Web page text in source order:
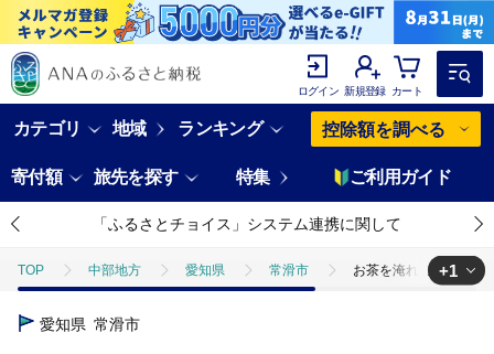
ログイン 新規登録 カート
カテゴリ 地域 ランキング 控除額を調べる
寄付額 旅先を探す 特集 ご利用ガイド
「ふるさとチョイス」システム連携に関して
TOP 中部地方 愛知県 常滑市 お茶を淹れるようにコ
TOP
+1
愛知県 常滑市